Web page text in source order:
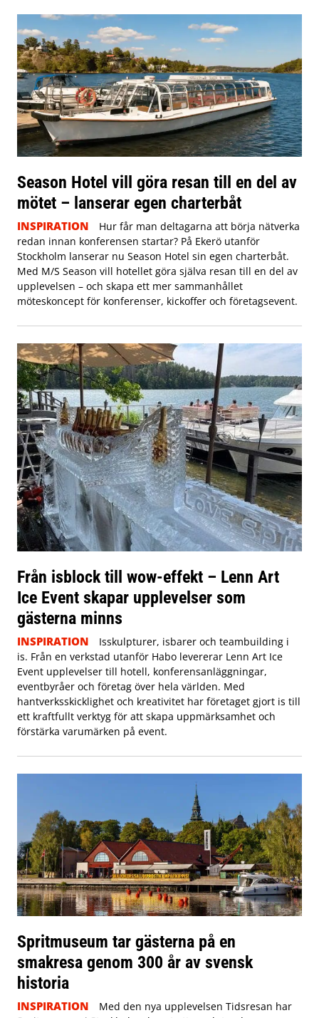
Season Hotel vill göra resan till en del av
mötet – lanserar egen charterbåt
INSPIRATION
Hur får man deltagarna att börja nätverka
redan innan konferensen startar? På Ekerö utanför
Stockholm lanserar nu Season Hotel sin egen charterbåt.
Med M/S Season vill hotellet göra själva resan till en del av
upplevelsen – och skapa ett mer sammanhållet
möteskoncept för konferenser, kickoffer och företagsevent.
Från isblock till wow-effekt – Lenn Art
Ice Event skapar upplevelser som
gästerna minns
INSPIRATION
Isskulpturer, isbarer och teambuilding i
is. Från en verkstad utanför Habo levererar Lenn Art Ice
Event upplevelser till hotell, konferensanläggningar,
eventbyråer och företag över hela världen. Med
hantverksskicklighet och kreativitet har företaget gjort is till
ett kraftfullt verktyg för att skapa uppmärksamhet och
förstärka varumärken på event.
Spritmuseum tar gästerna på en
smakresa genom 300 år av svensk
historia
INSPIRATION
Med den nya upplevelsen Tidsresan har